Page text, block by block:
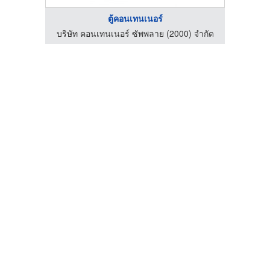
ตู้คอนเทนเนอร์
บริษัท คอนเทนเนอร์ ซัพพลาย (2000) จำกัด